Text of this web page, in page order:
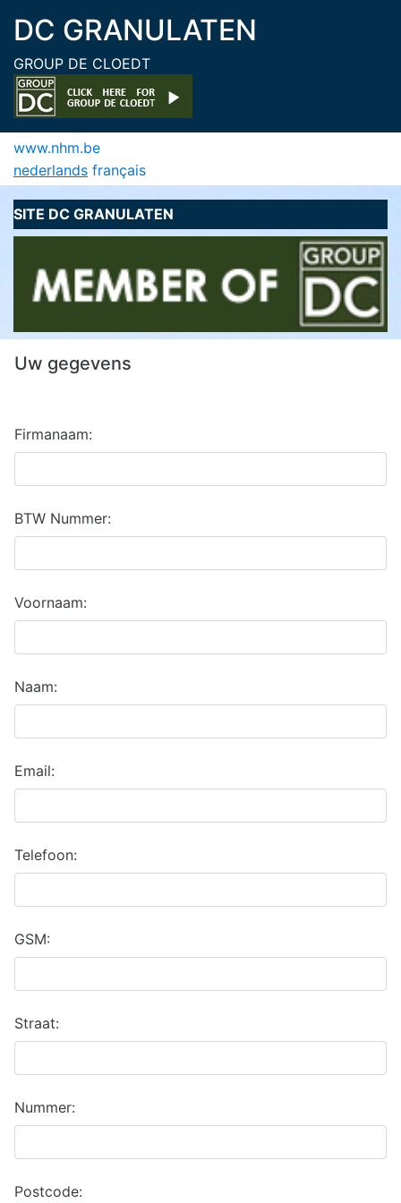
DC GRANULATEN
GROUP DE CLOEDT
www.nhm.be
nederlands français
SITE DC GRANULATEN
Uw gegevens
Firmanaam:
BTW Nummer:
Voornaam:
Naam:
Email:
Telefoon:
GSM:
Straat:
Nummer:
Postcode: